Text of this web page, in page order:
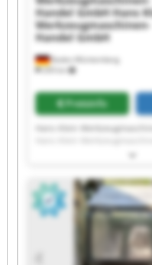
Baden-Württemberg
209 km
Handel GmbHHans
Werkzeugmaschinen-
Handel GmbH
Preisinfo
Hans Klein
Hans Klein
Hans Klein
Hans Klein
Hans Klein
Hans Klein
Hans Klein
Hans Klein
Hans Klein